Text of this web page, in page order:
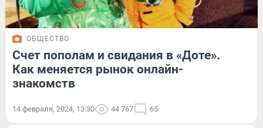
ОБЩЕСТВО
Счет пополам и свидания в «Доте».
Как меняется рынок онлайн-
знакомств
14 февраля, 2024, 13:30 44 767 65